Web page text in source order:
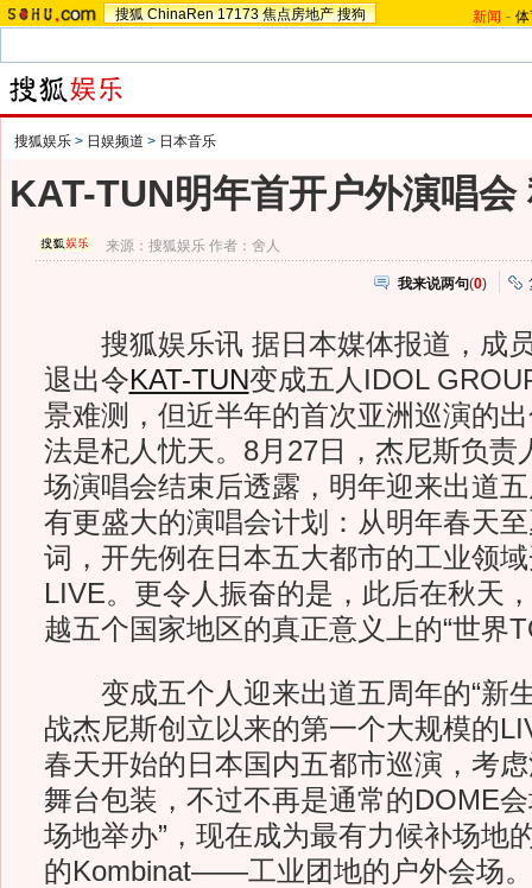
搜狐 ChinaRen 17173 焦点房地产 搜狗 新闻 -
搜狐娱乐 > 日娱频道 > 日本音乐
KAT-TUN明年首开户外演唱会
来源：搜狐娱乐 作者：舍人
我来说两句(0)
搜狐娱乐讯 据日本媒体报道，成
退出令KAT-TUN变成五人IDOL
景难测，但近半年的首次亚洲巡演的
法是杞人忧天。8月27日，杰尼斯负责
场演唱会结束后透露，明年迎来出道
有更盛大的演唱会计划：从明年春天至
词，开先例在日本五大都市的工业领
LIVE。更令人振奋的是，此后在秋天
越五个国家地区的真正意义上的“世界
变成五个人迎来出道五周年的“新生
战杰尼斯创立以来的第一个大规模的
春天开始的日本国内五都市巡演，考
舞台包装，不过不再是通常的DOME
场地举办”，现在成为最有力候补场地
的Kombinat——工业团地的户外会场。